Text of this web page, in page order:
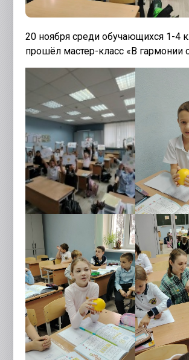
20 ноября среди обучающихся 1-4
прошёл мастер-класс «В гармонии